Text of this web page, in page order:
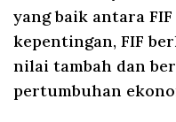
yang baik antara
kepentingan, FIF
nilai tambah dan
pertumbuhan